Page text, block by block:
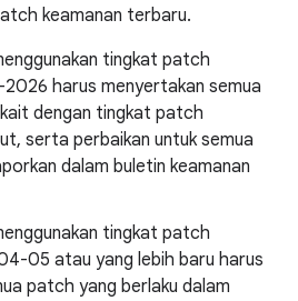
keamanan terbaru.
tingkat patch
harus menyertakan semua
dengan tingkat patch
serta perbaikan untuk semua
dalam buletin keamanan
tingkat patch
05 atau yang lebih baru harus
patch yang berlaku dalam